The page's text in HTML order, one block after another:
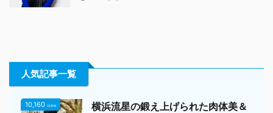
人気記事一覧
10,160 view
横浜流星の鍛え上げられた肉体美＆